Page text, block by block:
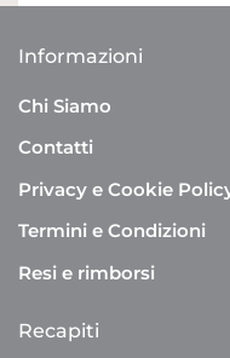
Informazioni
Chi Siamo
Contatti
Privacy e Cookie
Termini e Condizioni
Resi e rimborsi
Recapiti